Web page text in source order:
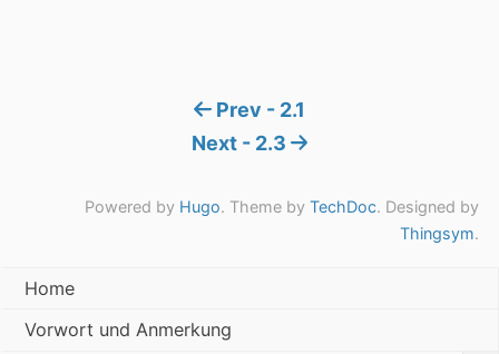
Prev - 2.1
Next - 2.3
Powered by Hugo. Theme by TechDoc. Designed by
Thingsym.
Home
Vorwort und Anmerkung